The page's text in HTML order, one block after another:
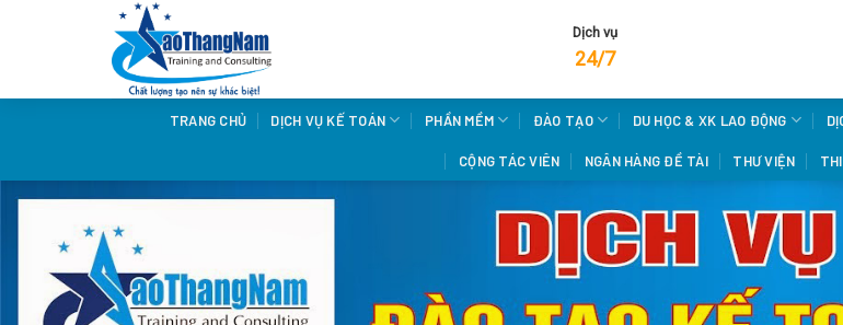
Dịch vụ
24/7
TRANG CHỦ DỊCH VỤ KẾ TOÁN PHẦN MỀM ĐÀO TẠO DU HỌC & XK LAO ĐỘNG
CỘNG TÁC VIÊN NGÂN HÀNG ĐỀ TÀI THƯ VIỆN